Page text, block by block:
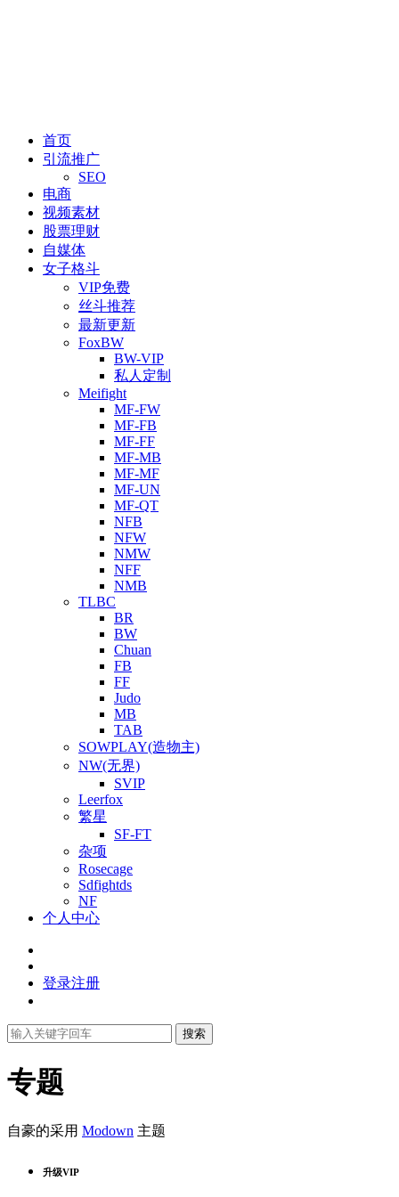
首页
引流推广
SEO
电商
视频素材
股票理财
自媒体
女子格斗
VIP免费
丝斗推荐
最新更新
FoxBW
BW-VIP
私人定制
Meifight
MF-FW
MF-FB
MF-FF
MF-MB
MF-MF
MF-UN
MF-QT
NFB
NFW
NMW
NFF
NMB
TLBC
BR
BW
Chuan
FB
FF
Judo
MB
TAB
SOWPLAY(造物主)
NW(无界)
SVIP
Leerfox
繁星
SF-FT
杂项
Rosecage
Sdfightds
NF
个人中心
登录注册
搜索
专题
自豪的采用 Modown 主题
升级VIP